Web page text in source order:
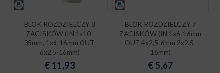
BLOK ROZDZIELCZY 8
ZACISKÓW (IN 1x10-
35mm, 1x6-16mm OUT
6x2,5-16mm)
€ 11,93
BLOK ROZDZIELCZY 7
ZACISKÓW (IN 1x6-16mm
OUT 4x2,5-6mm 2x2,5-
16mm)
€5,67